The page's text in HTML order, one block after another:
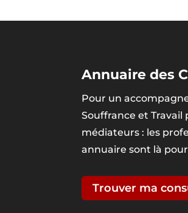
Annuaire des
Pour un
Souffrance et Travail
médiateurs : les
annuaire sont là
Trouver ma